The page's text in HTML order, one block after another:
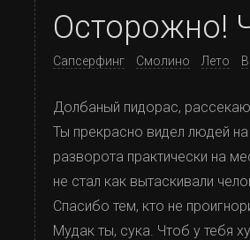
Осторожно!
Сапсерфинг Смолино Лето
Долбаный пидорас,
Ты прекрасно видел людей на
разворота практически на
не стал как вытаскивали
Спасибо тем, кто не
Мудак ты, сука. Чтоб у тебя